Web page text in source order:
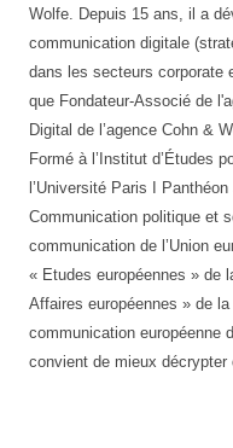
Wolfe. Depuis 15 ans, il a
communication digitale
dans les secteurs corporate
que Fondateur-Associé de
Digital de l’agence Cohn &
Formé à l’Institut d’Études
l’Université Paris I
Communication politique et
communication de l’Union
« Etudes européennes » de
Affaires européennes » de
communication européenne
convient de mieux